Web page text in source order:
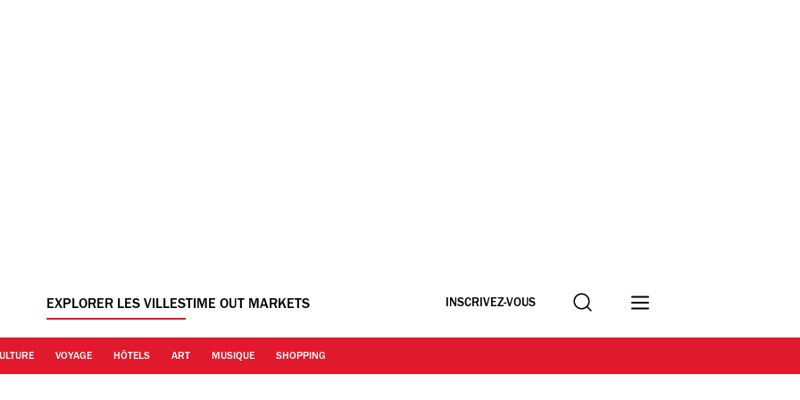
EXPLORER LES VILLESTIME OUT MARKETS INSCRIVEZ-VOUS Recherche
VOYAGE HÔTELS ART MUSIQUE SHOPPING